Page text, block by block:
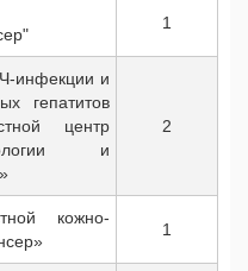
1
инфекции и
гепатитов
центр
и
2
кожно-
1